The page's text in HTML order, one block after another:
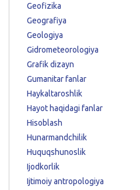
Geofizika
Geografiya
Geologiya
Gidrometeorologiya
Grafik dizayn
Gumanitar fanlar
Haykaltaroshlik
Hayot haqidagi fanlar
Hisoblash
Hunarmandchilik
Huquqshunoslik
Ijodkorlik
Ijtimoiy antropologiya